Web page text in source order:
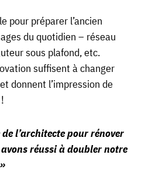
pour préparer l’ancien
du quotidien – réseau
sous plafond, etc.
suffisent à changer
donnent l’impression de
l’architecte pour rénover
réussi à doubler notre